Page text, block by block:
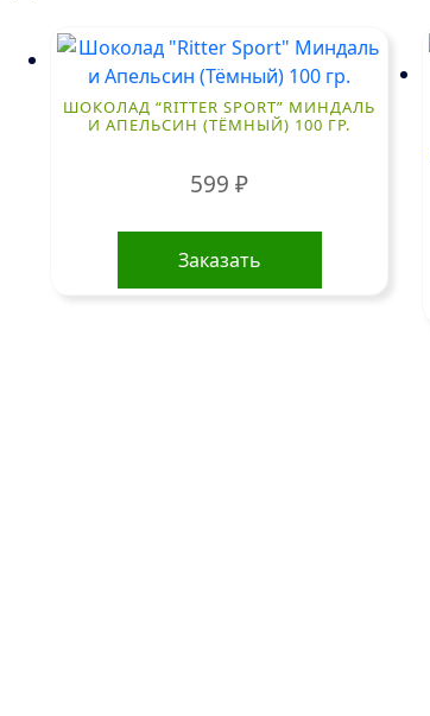
ШОКОЛАД “RITTER SPORT” МИНДАЛЬ
И АПЕЛЬСИН (ТЁМНЫЙ) 100 ГР.
599₽
Заказать